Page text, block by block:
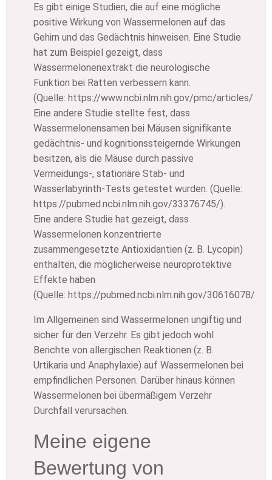
Es gibt einige Studien, die auf eine mögliche
positive Wirkung von Wassermelonen auf das
Gehirn und das Gedächtnis hinweisen. Eine Studie
hat zum Beispiel gezeigt, dass
Wassermelonenextrakt die neurologische
Funktion bei Ratten verbessern kann.
(Quelle: https://www.ncbi.nlm.nih.gov/pmc/articles/
Eine andere Studie stellte fest, dass
Wassermelonensamen bei Mäusen signifikante
gedächtnis- und kognitionssteigernde Wirkungen
besitzen, als die Mäuse durch passive
Vermeidungs-, stationäre Stab- und
Wasserlabyrinth-Tests getestet wurden. (Quelle:
https://pubmed.ncbi.nlm.nih.gov/33376745/).
Eine andere Studie hat gezeigt, dass
Wassermelonen konzentrierte
zusammengesetzte Antioxidantien (z. B. Lycopin)
enthalten, die möglicherweise neuroprotektive
Effekte haben
(Quelle: https://pubmed.ncbi.nlm.nih.gov/30616078/).
Im Allgemeinen sind Wassermelonen ungiftig und
sicher für den Verzehr. Es gibt jedoch wohl
Berichte von allergischen Reaktionen (z. B.
Urtikaria und Anaphylaxie) auf Wassermelonen bei
empfindlichen Personen. Darüber hinaus können
Wassermelonen bei übermäßigem Verzehr
Durchfall verursachen.
Meine eigene
Bewertung von